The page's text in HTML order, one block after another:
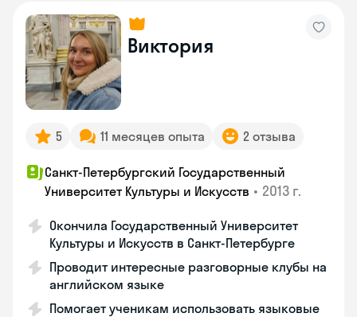
Виктория
5 11 месяцев опыта 2 отзыва
Санкт-Петербургский Государственный
Университет Культуры и Искусств • 2013 г.
Окончила Государственный Университет
Культуры и Искусств в Санкт-Петербурге
Проводит интересные разговорные клубы на
английском языке
Помогает ученикам использовать языковые